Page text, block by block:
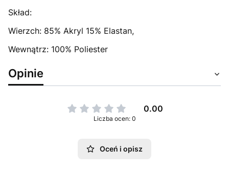
Skład:
Wierzch: 85% Akryl 15% Elastan,
Wewnątrz: 100% Poliester
Opinie
0.00
Liczba ocen: 0
Oceń i opisz